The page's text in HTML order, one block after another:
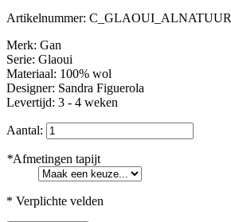
Artikelnummer: C_GLAOUI_ALNATUUR
Merk: Gan
Serie: Glaoui
Materiaal: 100% wol
Designer: Sandra Figuerola
Levertijd: 3 - 4 weken
Aantal:
*Afmetingen tapijt
* Verplichte velden